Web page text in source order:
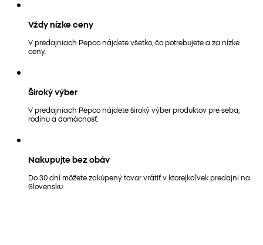
Vždy nízke ceny
V predajniach Pepco nájdete všetko, čo potrebujete a za nízke
ceny.
Široký výber
V predajniach Pepco nájdete široký výber produktov pre seba,
rodinu a domácnosť.
Nakupujte bez obáv
Do 30 dní môžete zakúpený tovar vrátiť v ktorejkoľvek predajni na
Slovensku.